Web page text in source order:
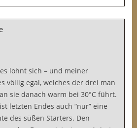
lohnt sich – und meiner
völlig egal, welches der drei man
sie danach warm bei 30°C führt.
letzten Endes auch “nur” eine
des süßen Starters. Den